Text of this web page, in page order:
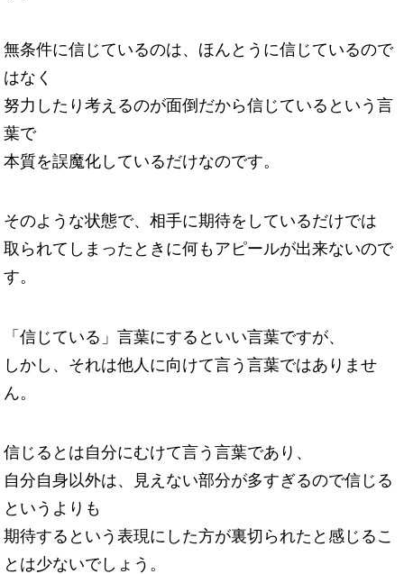
無条件に信じているのは、ほんとうに信じているので
はなく
努力したり考えるのが面倒だから信じているという言
葉で
本質を誤魔化しているだけなのです。
そのような状態で、相手に期待をしているだけでは
取られてしまったときに何もアピールが出来ないので
す。
「信じている」言葉にするといい言葉ですが、
しかし、それは他人に向けて言う言葉ではありませ
ん。
信じるとは自分にむけて言う言葉であり、
自分自身以外は、見えない部分が多すぎるので信じる
というよりも
期待するという表現にした方が裏切られたと感じるこ
とは少ないでしょう。